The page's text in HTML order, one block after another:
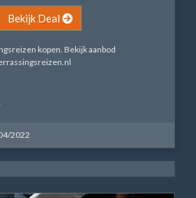
Bekijk Deal
kopen. Bekijk aanbod
2022